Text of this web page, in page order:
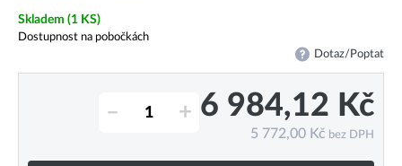
Skladem (1 KS)
Dostupnost na pobočkách
Dotaz/Poptat
– + 6 984,12 Kč
5 772,00 Kč bez DPH